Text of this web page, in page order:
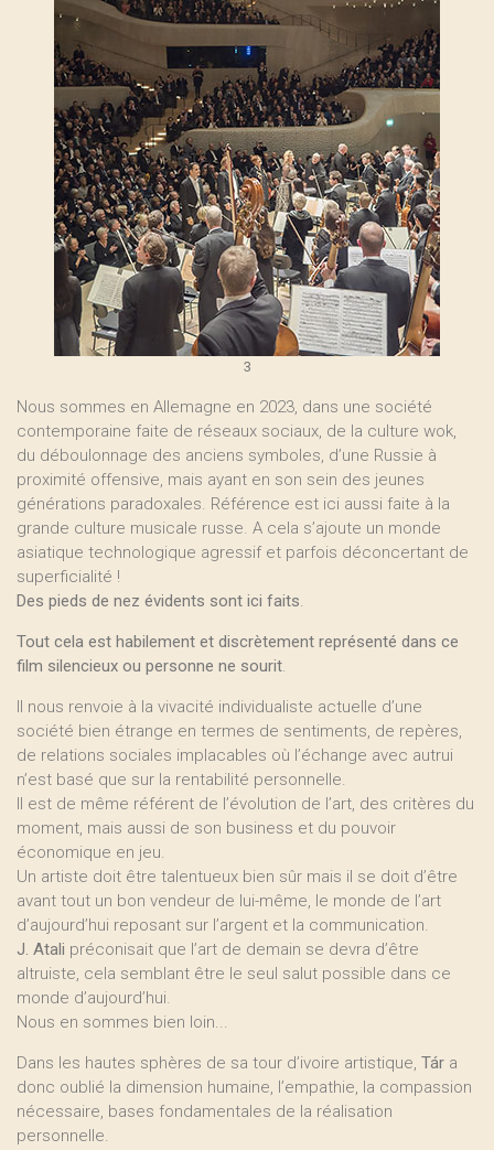
3
Nous sommes en Allemagne en 2023, dans une société
contemporaine faite de réseaux sociaux, de la culture wok,
du déboulonnage des anciens symboles, d’une Russie à
proximité offensive, mais ayant en son sein des jeunes
générations paradoxales. Référence est ici aussi faite à la
grande culture musicale russe. A cela s’ajoute un monde
asiatique technologique agressif et parfois déconcertant de
superficialité !
Des pieds de nez évidents sont ici faits.
Tout cela est habilement et discrètement représenté dans ce
film silencieux ou personne ne sourit.
Il nous renvoie à la vivacité individualiste actuelle d’une
société bien étrange en termes de sentiments, de repères,
de relations sociales implacables où l’échange avec autrui
n’est basé que sur la rentabilité personnelle.
Il est de même référent de l’évolution de l’art, des critères du
moment, mais aussi de son business et du pouvoir
économique en jeu.
Un artiste doit être talentueux bien sûr mais il se doit d’être
avant tout un bon vendeur de lui-même, le monde de l’art
d’aujourd’hui reposant sur l’argent et la communication.
J. Atali préconisait que l’art de demain se devra d’être
altruiste, cela semblant être le seul salut possible dans ce
monde d’aujourd’hui.
Nous en sommes bien loin...
Dans les hautes sphères de sa tour d’ivoire artistique, Tár a
donc oublié la dimension humaine, l’empathie, la compassion
nécessaire, bases fondamentales de la réalisation
personnelle.